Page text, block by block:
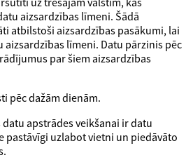
aizsardzības līmeni. Šādā
atbilstoši aizsardzības pasākumi, lai
aizsardzības līmeni. Datu pārzinis pēc
par šiem aizsardzības
pēc dažām dienām.
apstrādes veikšanai ir datu
pastāvīgi uzlabot vietni un piedāvāto